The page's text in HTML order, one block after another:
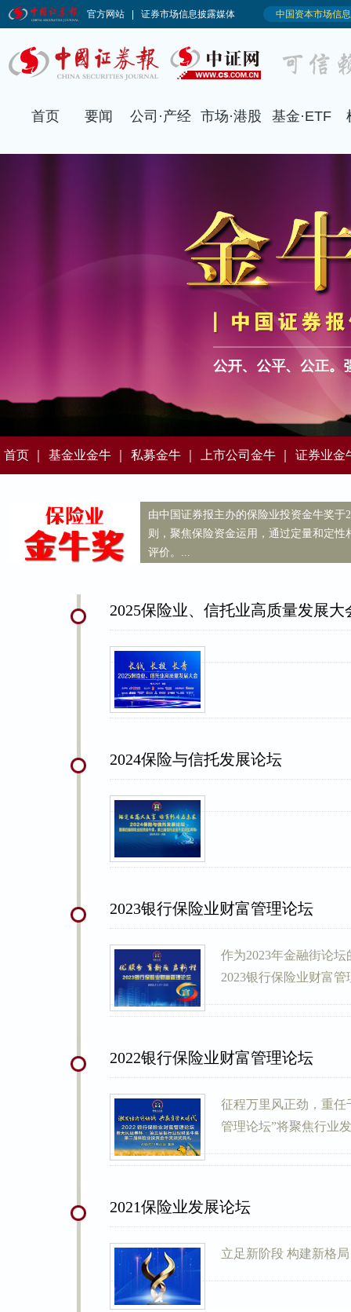
首页 ｜ 基金业金牛 ｜ 私募金牛 ｜ 上市公司金牛 ｜ 证券业金
由中国证券报主办的保险业投资金牛奖于
则，聚焦保险资金运用，通过定量和定
评价。...
2025保险业、信托业高质量发展大
2024保险与信托发展论坛
2023银行保险业财富管理论坛
作为2023年金融街论
2023银行保险业财富
2022银行保险业财富管理论坛
征程万里风正劲，重任
管理论坛”将聚焦行业
2021保险业发展论坛
立足新阶段 构建新格